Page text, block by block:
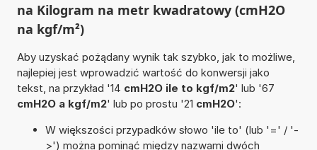
na Kilogram na metr kwadratowy (cmH2O
na kgf/m²)
Aby uzyskać pożądany wynik tak szybko, jak to możliwe,
najlepiej jest wprowadzić wartość do konwersji jako
tekst, na przykład '14 cmH2O ile to kgf/m2' lub '67
cmH2O a kgf/m2' lub po prostu '21 cmH2O':
W większości przypadków słowo 'ile to' (lub '=' / '-
>') można pominąć między nazwami dwóch